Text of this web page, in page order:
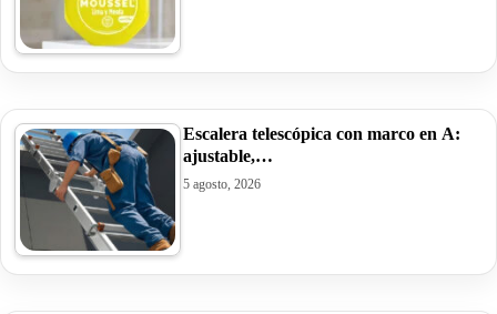
Escalera telescópica con marco en A:
ajustable,…
5 agosto, 2026